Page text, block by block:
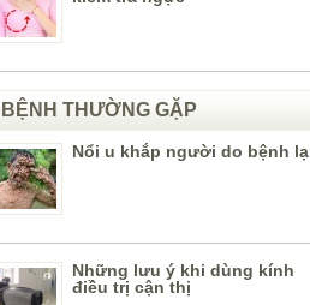
BỆNH THƯỜNG GẶP
Nổi u khắp người do bệnh lạ
Những lưu ý khi dùng kính
điều trị cận thị